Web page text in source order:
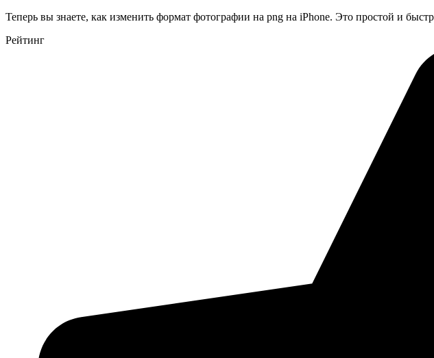
Теперь вы знаете, как изменить формат фотографии на png на iPhone. Это простой и
Рейтинг